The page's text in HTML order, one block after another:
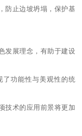
防止边坡坍塌，保护基
发展理念，有助于建设
功能性与美观性的统
技术的应用前景将更加